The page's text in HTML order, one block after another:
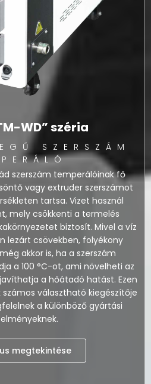
WD” széria
SZERSZÁM
szerszám temperálóinak fő
vagy extruder szerszámot
tartsa. Vizet használ
mely csökkenti a termelés
biztosít. Mivel a víz
lezárt csövekben, folyékony
akkor is, ha a szerszám
a 100 °C-ot, ami növelheti az
a hőátadó hatást. Ezen
választható kiegészítője
a különböző gyártási
megtekintése